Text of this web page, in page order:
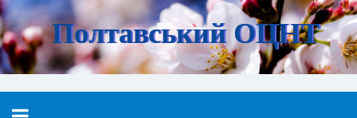
Полтавський ОЦНТ